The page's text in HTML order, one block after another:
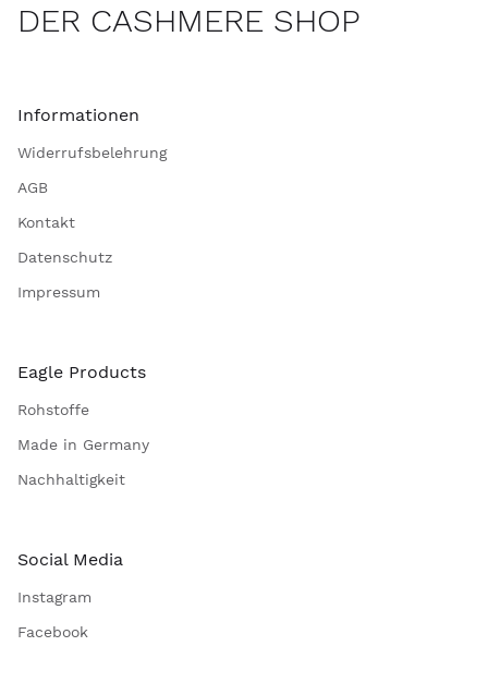
DER CASHMERE SHOP
Informationen
Widerrufsbelehrung
AGB
Kontakt
Datenschutz
Impressum
Eagle Products
Rohstoffe
Made in Germany
Nachhaltigkeit
Social Media
Instagram
Facebook